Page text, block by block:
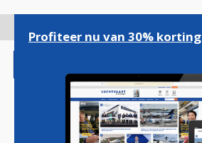
gaan
Profiteer nu van 30% korting